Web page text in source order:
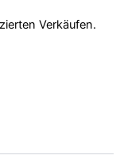
Verkäufen.